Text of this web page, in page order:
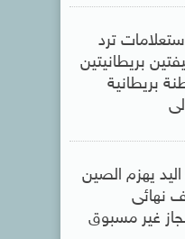
ترد
بريطانيتين
بريطانية
يهزم الصين
نهائى
غير مسبوق